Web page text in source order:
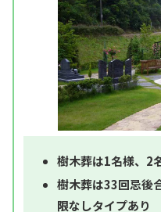
樹木葬は1名様、2
樹木葬は33回忌後
限なしタイプあり